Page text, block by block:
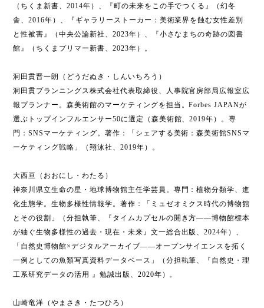
（ちくま新書、2014年）、『町の未来をこの手でつくる』（幻冬
舎、2016年）、『ギャラリーストーカー：美術業界を蝕む女性差別
と性被害』（中央公論新社、2023年）、『小さなまちの奇跡の図書
館』（ちくまプリマー新書、2023年）。
洞田貫晋一朗（どうだぬき・しんいちろう）
洞田貫プランニングス株式会社代表取締役、人事院官房部局広報室広
報プランナー。森美術館のマーケティングを担当。Forbes JAPANが
選ぶトップインフルエンサー50に選定（森美術館、2019年）。専
門：SNSマーケティング。著作：「シェアする美術：森美術館SNSマ
ーケティング戦略」（翔泳社、2019年）。
大西亘（おおにし・わたる）
神奈川県立生命の星・地球博物館主任学芸員。専門：植物分類学、進
化生態学。生物多様性情報学。著作：「ミュゼオミクス時代の博物館
とその役割」（分担執筆、『タイムカプセルの開き方――博物館標本
が紬ぐ生物多様性の過去・現在・未来』文一総合出版、2024年）、
「自然史博物館×デジタルアーカイブ――オープンサイエンスを拓く
一例としての魚類写真資料データベース」（分担執筆、『自然史・理
工系研究データの活用 』勉誠出版、2020年）。
山崎竜洋（やまさき・たつひろ）